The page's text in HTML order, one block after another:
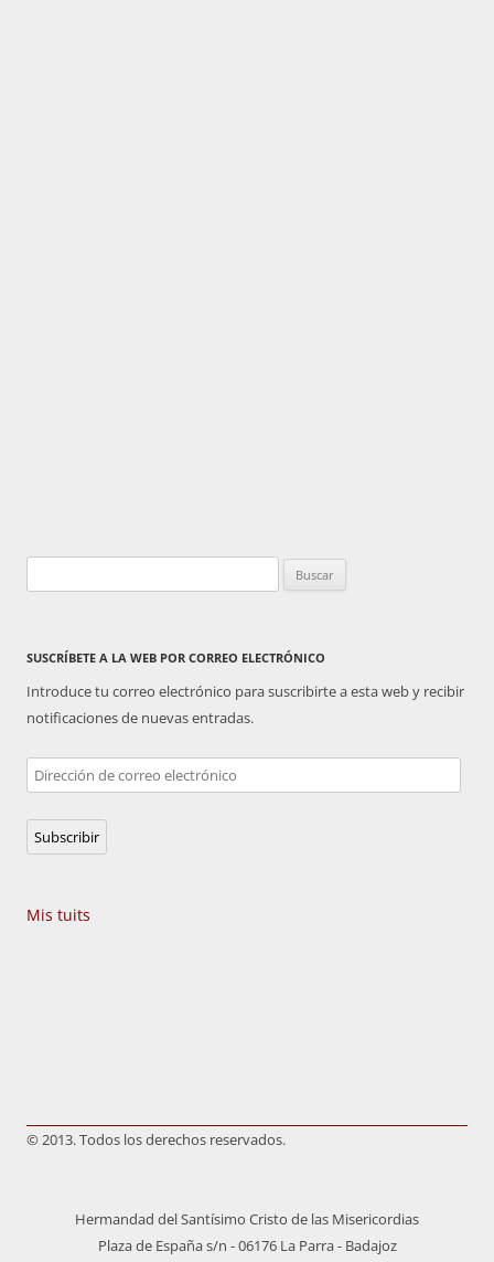
SUSCRÍBETE A LA WEB POR CORREO ELECTRÓNICO
Introduce tu correo electrónico para suscribirte a esta web y recibir
notificaciones de nuevas entradas.
Dirección
de
correo
electrónico
Subscribir
Mis tuits
© 2013. Todos los derechos reservados.
Hermandad del Santísimo Cristo de las Misericordias
Plaza de España s/n - 06176 La Parra - Badajoz